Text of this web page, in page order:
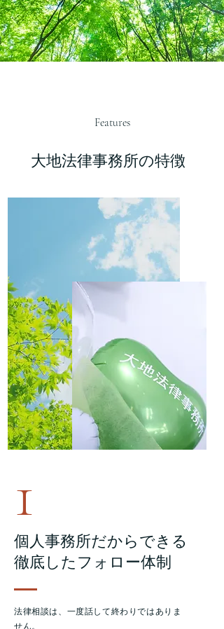
Features
大地法律事務所の特徴
1
個人事務所だからできる
徹底したフォロー体制
法律相談は、一度話して終わりではありま
せん。